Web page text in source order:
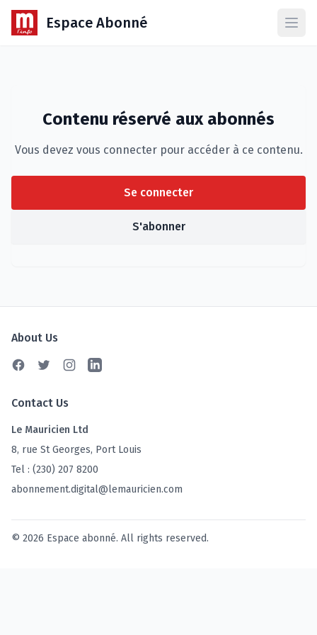
Espace Abonné
Contenu réservé aux abonnés
Vous devez vous connecter pour accéder à ce contenu.
Se connecter
S'abonner
About Us
FacebookTwitterInstagramLinkedin
Contact Us
Le Mauricien Ltd
8, rue St Georges, Port Louis
Tel : (230) 207 8200
abonnement.digital@lemauricien.com
© 2026 Espace abonné. All rights reserved.